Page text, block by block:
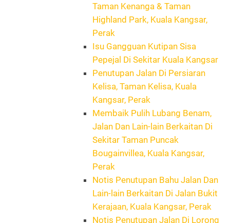
Taman Kenanga & Taman
Highland Park, Kuala Kangsar,
Perak
Isu Gangguan Kutipan Sisa
Pepejal Di Sekitar Kuala Kangsar
Penutupan Jalan Di Persiaran
Kelisa, Taman Kelisa, Kuala
Kangsar, Perak
Membaik Pulih Lubang Benam,
Jalan Dan Lain-lain Berkaitan Di
Sekitar Taman Puncak
Bougainvillea, Kuala Kangsar,
Perak
Notis Penutupan Bahu Jalan Dan
Lain-lain Berkaitan Di Jalan Bukit
Kerajaan, Kuala Kangsar, Perak
Notis Penutupan Jalan Di Lorong